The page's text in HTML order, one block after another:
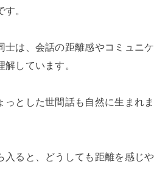
。
士は、会話の距離感やコミュニケ
しています。
っとした世間話も自然に生まれま
入ると、どうしても距離を感じや